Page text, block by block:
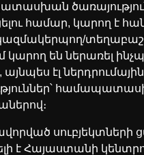
համար, կարող է
կարող են ներառել
էլ ներդրումային
սուբյեկտների
է Հայաստանի